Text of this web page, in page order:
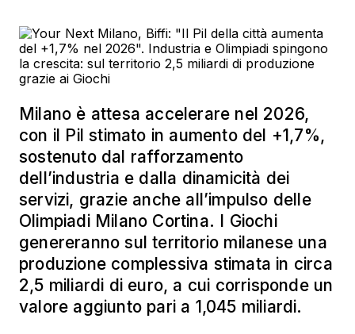
Milano è attesa accelerare nel 2026,
con il Pil stimato in aumento del +1,7%,
sostenuto dal rafforzamento
dell’industria e dalla dinamicità dei
servizi, grazie anche all’impulso delle
Olimpiadi Milano Cortina. I Giochi
genereranno sul territorio milanese una
produzione complessiva stimata in circa
2,5 miliardi di euro, a cui corrisponde un
valore aggiunto pari a 1,045 miliardi.